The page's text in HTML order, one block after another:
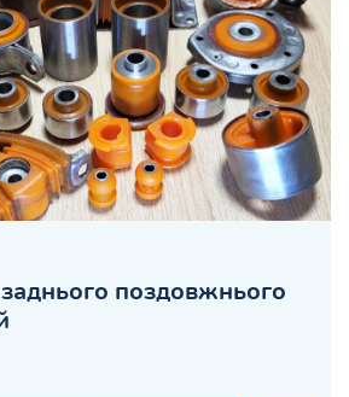
поздовжнього